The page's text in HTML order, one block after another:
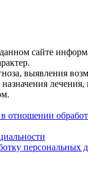
сайте
выявления
лечения,
отношении
персональных